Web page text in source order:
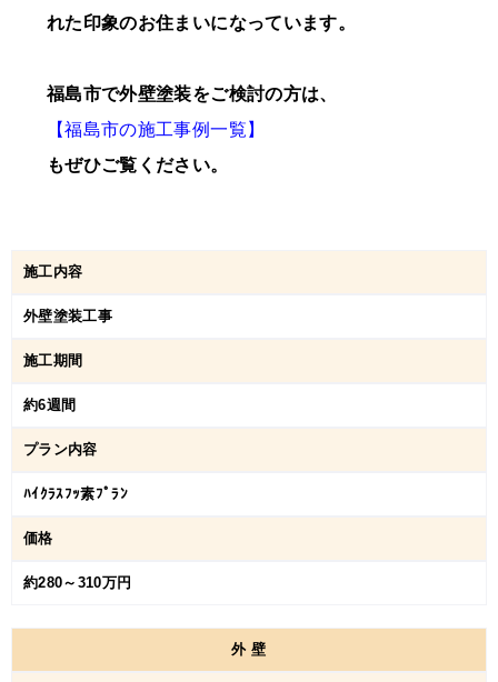
れた印象のお住まいになっています。
福島市で外壁塗装をご検討の方は、
【福島市の施工事例一覧】
もぜひご覧ください。
施工内容
外壁塗装工事
施工期間
約6週間
プラン内容
ﾊｲｸﾗｽﾌｯ素ﾌﾟﾗﾝ
価格
約280～310万円
外壁